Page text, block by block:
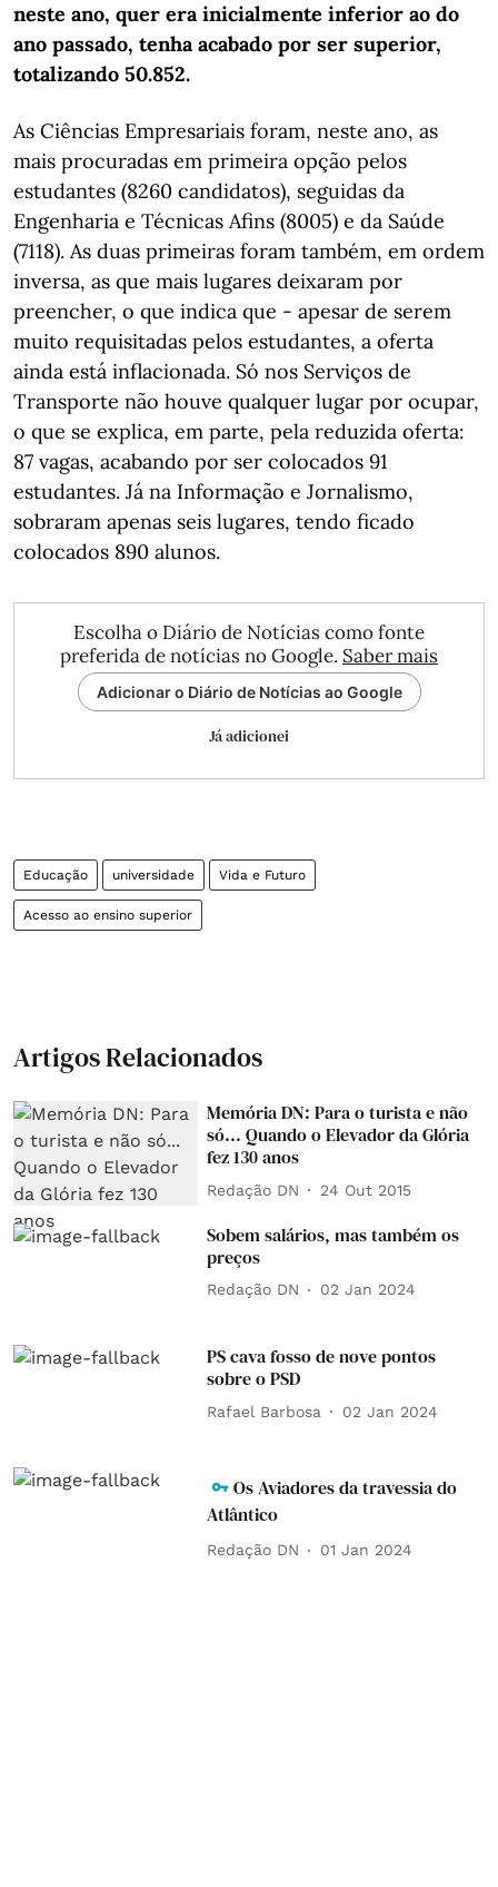
neste ano, quer era inicialmente inferior ao do
ano passado, tenha acabado por ser superior,
totalizando 50.852.
As Ciências Empresariais foram, neste ano, as
mais procuradas em primeira opção pelos
estudantes (8260 candidatos), seguidas da
Engenharia e Técnicas Afins (8005) e da Saúde
(7118). As duas primeiras foram também, em ordem
inversa, as que mais lugares deixaram por
preencher, o que indica que - apesar de serem
muito requisitadas pelos estudantes, a oferta
ainda está inflacionada. Só nos Serviços de
Transporte não houve qualquer lugar por ocupar,
o que se explica, em parte, pela reduzida oferta:
87 vagas, acabando por ser colocados 91
estudantes. Já na Informação e Jornalismo,
sobraram apenas seis lugares, tendo ficado
colocados 890 alunos.
Escolha o Diário de Notícias como fonte
preferida de notícias no Google. Saber mais
Adicionar o Diário de Notícias ao Google
Já adicionei
Educação universidade Vida e Futuro
Acesso ao ensino superior
Artigos Relacionados
Memória DN: Para o turista e não
só... Quando o Elevador da Glória
fez 130 anos
Redação DN 24 Out 2015
Sobem salários, mas também os
preços
Redação DN 02 Jan 2024
PS cava fosso de nove pontos
sobre o PSD
Rafael Barbosa 02 Jan 2024
Os Aviadores da travessia do
Atlântico
Redação DN 01 Jan 2024